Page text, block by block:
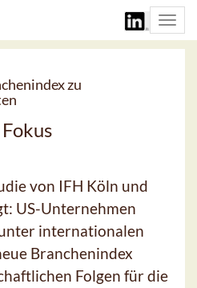
zu
von IFH Köln und
US-Unternehmen
internationalen
Branchenindex
Folgen für die